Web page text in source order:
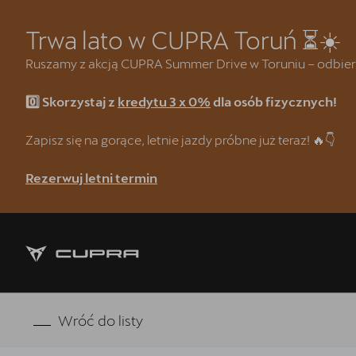
Trwa lato w CUPRA Toruń ⏳☀️
Ruszamy z akcją CUPRA Summer Drive w Toruniu –
0️⃣ Skorzystaj z kredytu 3 x 0% dla osób fizycznych!
Zapisz się na gorące, letnie jazdy próbne już teraz! 🔥👇
Rezerwuj letni termin
Strona główna
Kredyt klasyczny 3 x 0%
CUPRA Summer Drive 🌴
CUPRA Formentor e-Hybrid
Wyprzedaż samochodów
Oferta dla Lojalnych Klientów SEAT
Wróć do listy